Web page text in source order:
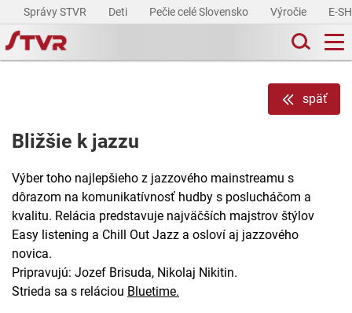
Správy STVR Deti Pečie celé Slovensko Výročie E-
späť
Bližšie k jazzu
Výber toho najlepšieho z jazzového mainstreamu s
dôrazom na komunikatívnosť hudby s poslucháčom a
kvalitu. Relácia predstavuje najväčších majstrov štýlov
Easy listening a Chill Out Jazz a osloví aj jazzového
novica.
Pripravujú: Jozef Brisuda, Nikolaj Nikitin.
Strieda sa s reláciou Bluetime.